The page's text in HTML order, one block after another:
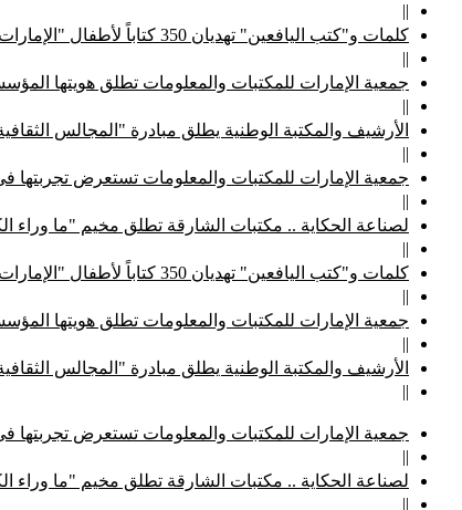
||
كلمات و"كتب اليافعين" تهديان 350 كتاباً لأطفال "الإمارات الإنسانية"
||
جمعية الإمارات للمكتبات والمعلومات تطلق هويتها
||
الأرشيف والمكتبة الوطنية يطلق مبادرة "المجالس
||
جمعية الإمارات للمكتبات والمعلومات تستعرض تجربتها
||
لصناعة الحكاية .. مكتبات الشارقة تطلق مخيم "ما وراء
||
كلمات و"كتب اليافعين" تهديان 350 كتاباً لأطفال "الإمارات الإنسانية"
||
جمعية الإمارات للمكتبات والمعلومات تطلق هويتها
||
الأرشيف والمكتبة الوطنية يطلق مبادرة "المجالس
||
جمعية الإمارات للمكتبات والمعلومات تستعرض تجربتها
||
لصناعة الحكاية .. مكتبات الشارقة تطلق مخيم "ما وراء
||